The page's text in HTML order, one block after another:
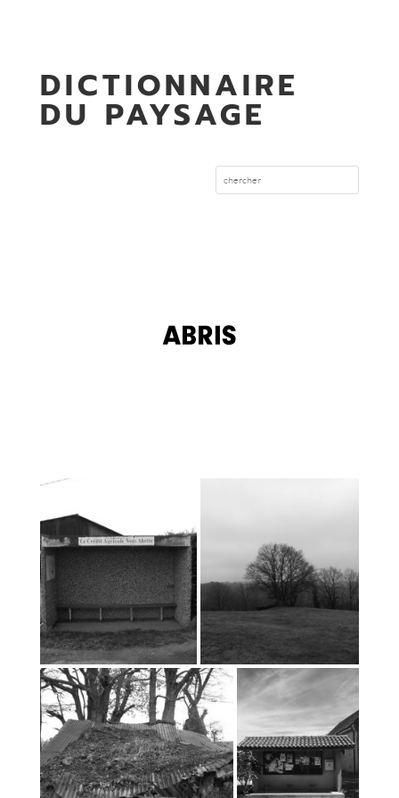
DICTIONNAIRE
DU PAYSAGE